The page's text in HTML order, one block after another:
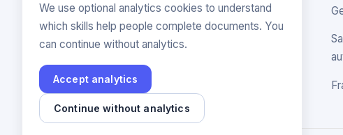
We use optional analytics cookies to understand
which skills help people complete documents. You
can continue without analytics.
Accept analytics
Continue without analytics